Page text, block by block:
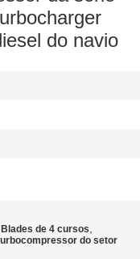
do navio
de 4 cursos,
do setor